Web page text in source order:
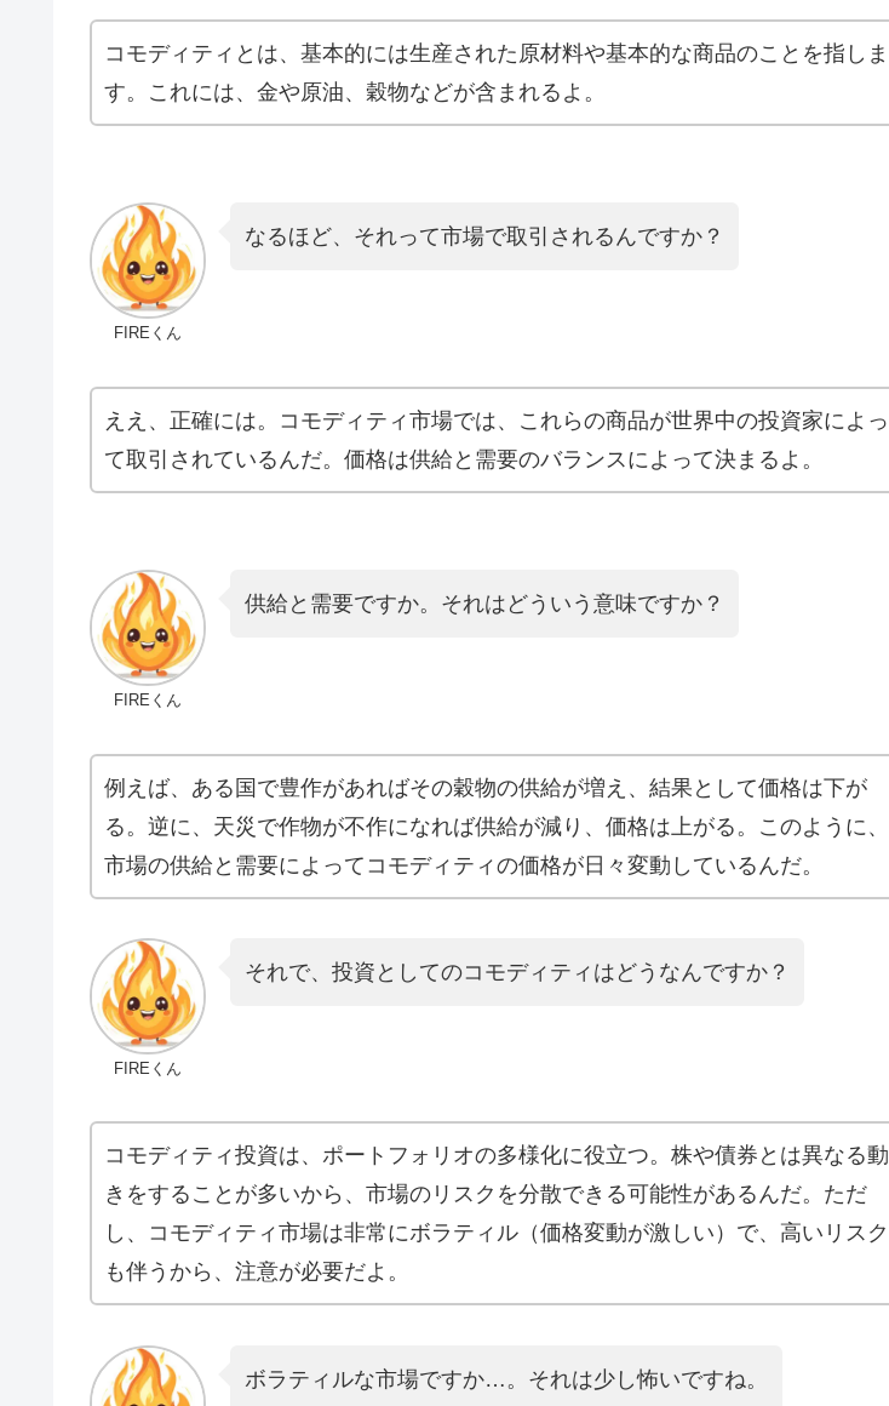
コモディティとは、基本的には生産された原材料や基本的な商品のことを指しま
す。これには、金や原油、穀物などが含まれるよ。
FIREくん
なるほど、それって市場で取引されるんですか？
ええ、正確には。コモディティ市場では、これらの商品が世界中の投資家によっ
て取引されているんだ。価格は供給と需要のバランスによって決まるよ。
FIREくん
供給と需要ですか。それはどういう意味ですか？
例えば、ある国で豊作があればその穀物の供給が増え、結果として価格は下が
る。逆に、天災で作物が不作になれば供給が減り、価格は上がる。このように、
市場の供給と需要によってコモディティの価格が日々変動しているんだ。
FIREくん
それで、投資としてのコモディティはどうなんですか？
コモディティ投資は、ポートフォリオの多様化に役立つ。株や債券とは異なる動
きをすることが多いから、市場のリスクを分散できる可能性があるんだ。ただ
し、コモディティ市場は非常にボラティル（価格変動が激しい）で、高いリスク
も伴うから、注意が必要だよ。
ボラティルな市場ですか…。それは少し怖いですね。